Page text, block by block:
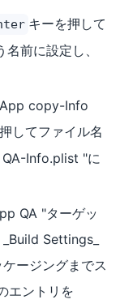
キーを押して
前に設定し、
copy-Info
してファイル名
Info.plist "に
QA "ターゲッ
Settings_
ージングまでス
エントリを